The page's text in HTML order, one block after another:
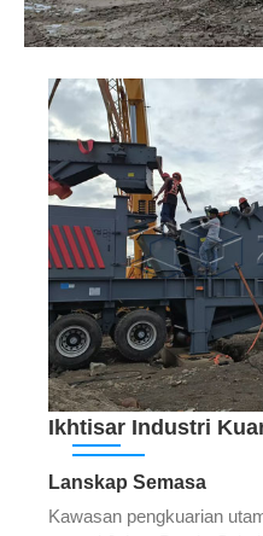
Ikhtisar Industri
Lanskap Semasa
Kawasan pengkuarian